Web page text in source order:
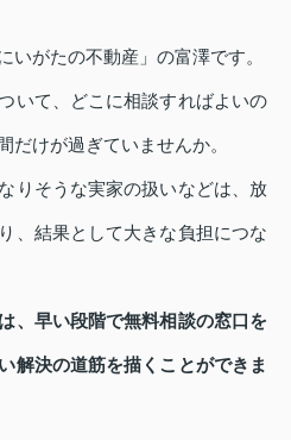
いがたの不動産」の富澤です。
いて、どこに相談すればよいの
だけが過ぎていませんか。
りそうな実家の扱いなどは、放
、結果として大きな負担につな
、早い段階で無料相談の窓口を
解決の道筋を描くことができま